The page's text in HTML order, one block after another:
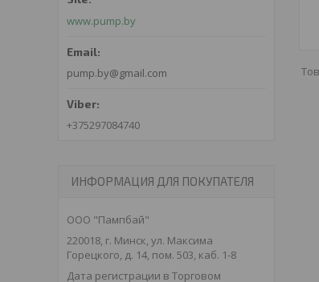
www.pump.by
pump.by@gmail.com
+375297084740
ИНФОРМАЦИЯ ДЛЯ ПОКУПАТЕЛЯ
ООО "Пампбай"
220018, г. Минск, ул. Максима
Горецкого, д. 14, пом. 503, каб. 1-8
Дата регистрации в Торговом